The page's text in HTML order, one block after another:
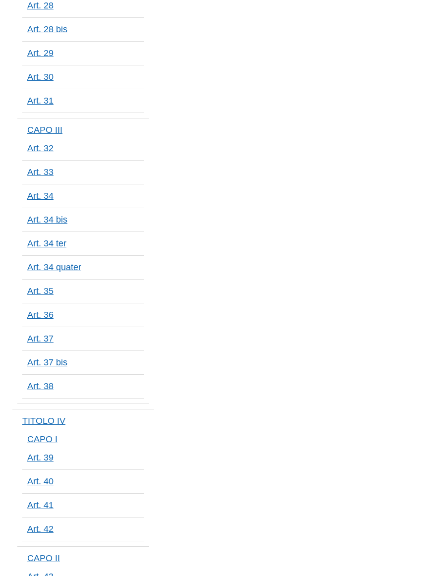
Art. 28
Art. 28 bis
Art. 29
Art. 30
Art. 31
CAPO III
Art. 32
Art. 33
Art. 34
Art. 34 bis
Art. 34 ter
Art. 34 quater
Art. 35
Art. 36
Art. 37
Art. 37 bis
Art. 38
TITOLO IV
CAPO I
Art. 39
Art. 40
Art. 41
Art. 42
CAPO II